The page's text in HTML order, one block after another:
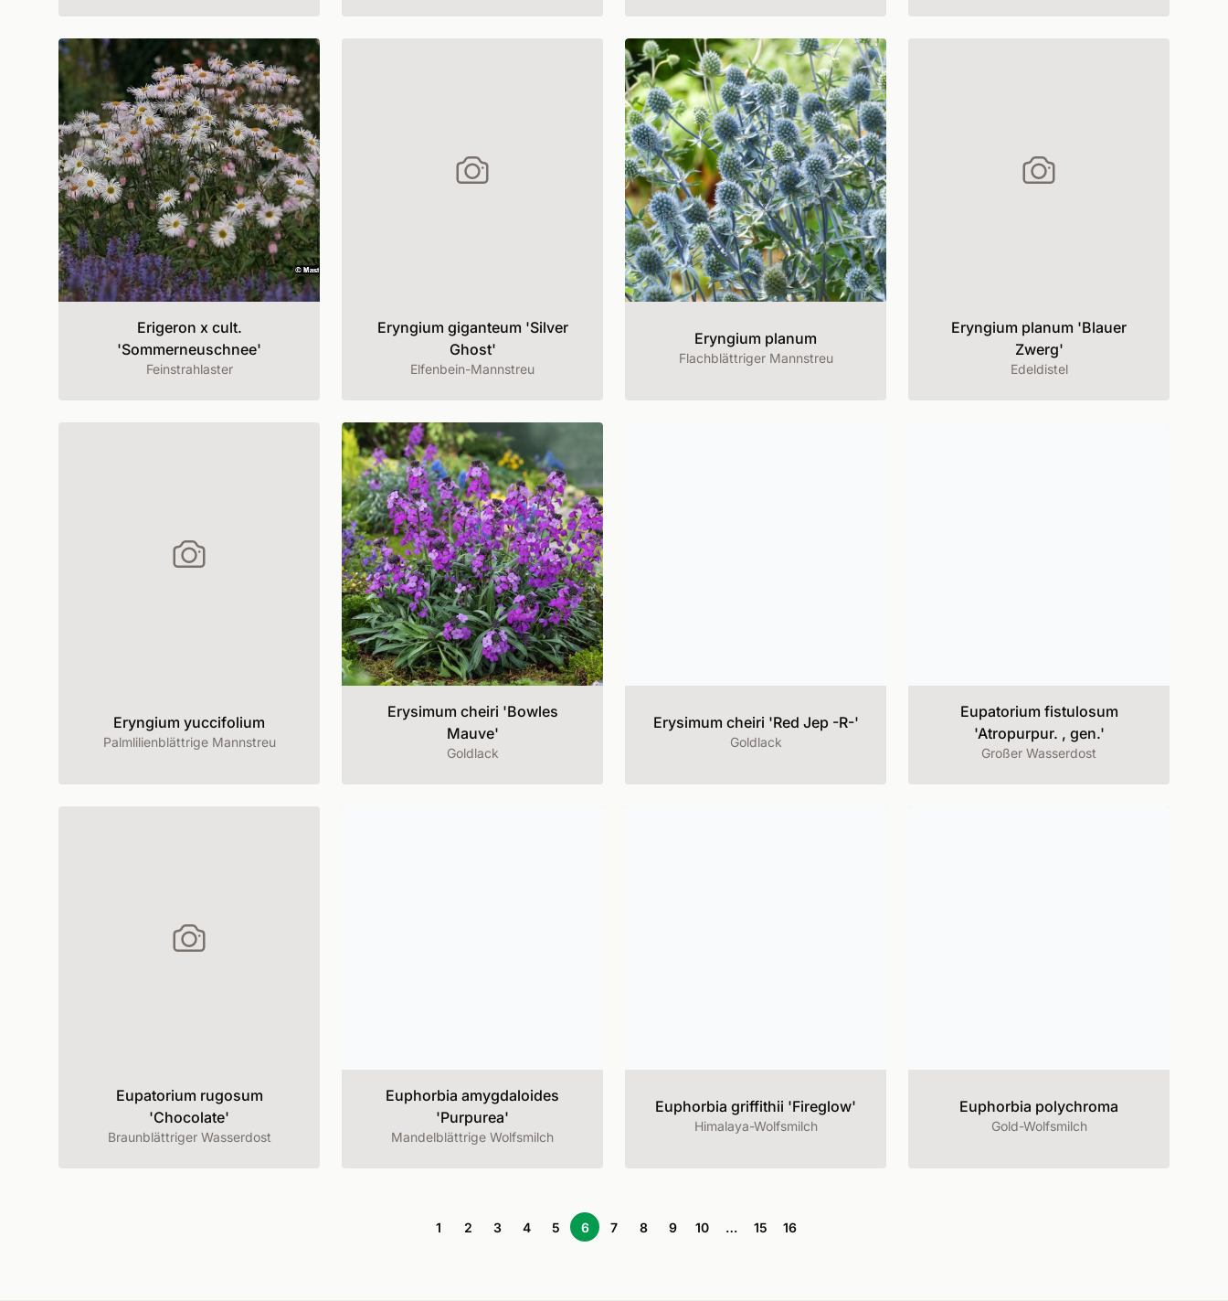
Erigeron x cult.
'Sommerneuschnee'
Feinstrahlaster
Eryngium giganteum 'Silver
Ghost'
Elfenbein-Mannstreu
Eryngium planum
Flachblättriger Mannstreu
Eryngium planum 'Blauer
Zwerg'
Edeldistel
Eryngium yuccifolium
Palmlilienblättrige Mannstreu
Erysimum cheiri 'Bowles
Mauve'
Goldlack
Erysimum cheiri 'Red Jep -R-'
Goldlack
Eupatorium fistulosum
'Atropurpur. , gen.'
Großer Wasserdost
Eupatorium rugosum
'Chocolate'
Braunblättriger Wasserdost
Euphorbia amygdaloides
'Purpurea'
Mandelblättrige Wolfsmilch
Euphorbia griffithii 'Fireglow'
Himalaya-Wolfsmilch
Euphorbia polychroma
Gold-Wolfsmilch
1 2 3 4 5 6 7 8 9 10 … 15 16